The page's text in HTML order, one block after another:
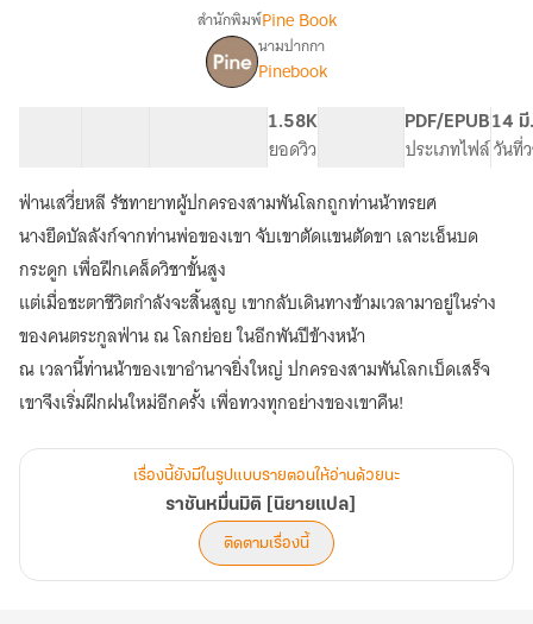
เรื่อง
ราชัน
หมื่น
มิติ
[นิยาย
แปล]
สำนักพิมพ์Pine Book
นามปากกา
Pinebook
1.58K
ยอดวิว
PDF/EPUB
ประเภทไฟล์
14
วันที่
ฟ่านเสวี่ยหลี รัชทายาทผู้ปกครองสามพันโลกถูกท่านน้าทรยศ
นางยึดบัลลังก์จากท่านพ่อของเขา จับเขาตัดแขนตัดขา เลาะเอ็นบด
กระดูก เพื่อฝึกเคล็ดวิชาขั้นสูง
แต่เมื่อชะตาชีวิตกำลังจะสิ้นสูญ เขากลับเดินทางข้ามเวลามาอยู่ในร่าง
ของคนตระกูลฟ่าน ณ โลกย่อย ในอีกพันปีข้างหน้า
ณ เวลานี้ท่านน้าของเขาอำนาจยิ่งใหญ่ ปกครองสามพันโลกเบ็ดเสร็จ
เขาจึงเริ่มฝึกฝนใหม่อีกครั้ง เพื่อทวงทุกอย่างของเขาคืน!
เรื่องนี้ยังมีในรูปแบบรายตอนให้อ่านด้วยนะ
ราชันหมื่นมิติ [นิยายแปล]
ติดตามเรื่องนี้